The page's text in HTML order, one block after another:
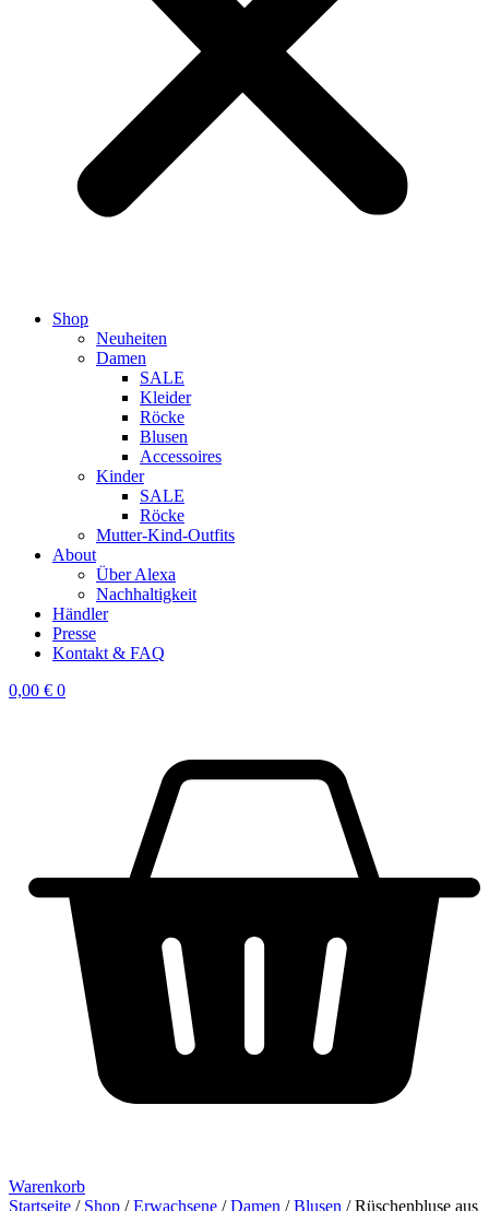
Shop
Neuheiten
Damen
SALE
Kleider
Röcke
Blusen
Accessoires
Kinder
SALE
Röcke
Mutter-Kind-Outfits
About
Über Alexa
Nachhaltigkeit
Händler
Presse
Kontakt & FAQ
0,00 € 0
Warenkorb
Startseite / Shop /Erwachsene /Damen /Blusen / Rüschenbluse aus